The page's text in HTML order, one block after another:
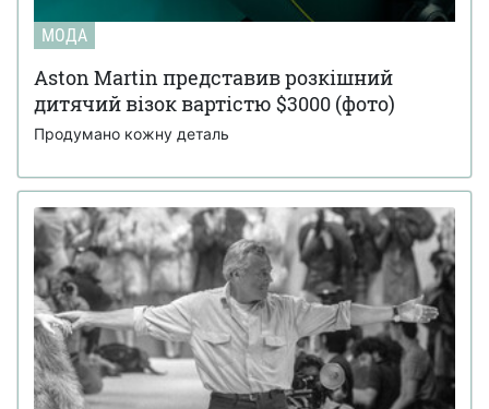
МОДА
Aston Martin представив розкішний
дитячий візок вартістю $3000 (фото)
Продумано кожну деталь